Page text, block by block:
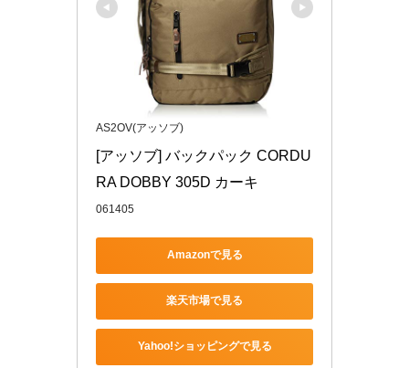
AS2OV(アッソブ)
[アッソブ] バックパック CORDU
RA DOBBY 305D カーキ
061405
Amazonで見る
楽天市場で見る
Yahoo!ショッピングで見る